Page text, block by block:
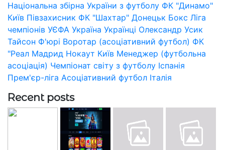
Національна збірна України з футболу ФК "Динамо"
Київ Півзахисник ФК "Шахтар" Донецьк Бокс Ліга
чемпіонів УЄФА Україна Українці Олександр Усик
Тайсон Ф'юрі Воротар (асоціативний футбол) ФК
"Реал Мадрид Нокаут Київ Менеджер (футбольна
асоціація) Чемпіонат світу з футболу Іспанія
Прем'єр-ліга Асоціативний футбол Італія
Recent posts